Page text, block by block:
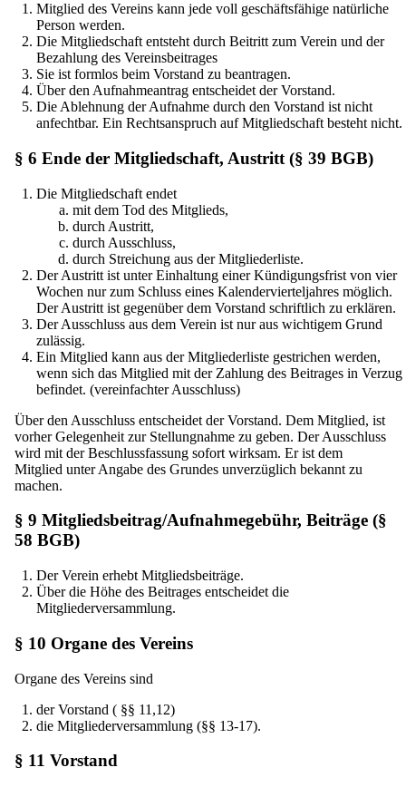
Mitglied des Vereins kann jede voll geschäftsfähige natürliche
Person werden.
Die Mitgliedschaft entsteht durch Beitritt zum Verein und der
Bezahlung des Vereinsbeitrages
Sie ist formlos beim Vorstand zu beantragen.
Über den Aufnahmeantrag entscheidet der Vorstand.
Die Ablehnung der Aufnahme durch den Vorstand ist nicht
anfechtbar. Ein Rechtsanspruch auf Mitgliedschaft besteht nicht.
§ 6 Ende der Mitgliedschaft, Austritt (§ 39 BGB)
Die Mitgliedschaft endet
mit dem Tod des Mitglieds,
durch Austritt,
durch Ausschluss,
durch Streichung aus der Mitgliederliste.
Der Austritt ist unter Einhaltung einer Kündigungsfrist von vier
Wochen nur zum Schluss eines Kalendervierteljahres möglich.
Der Austritt ist gegenüber dem Vorstand schriftlich zu erklären.
Der Ausschluss aus dem Verein ist nur aus wichtigem Grund
zulässig.
Ein Mitglied kann aus der Mitgliederliste gestrichen werden,
wenn sich das Mitglied mit der Zahlung des Beitrages in Verzug
befindet. (vereinfachter Ausschluss)
Über den Ausschluss entscheidet der Vorstand. Dem Mitglied, ist
vorher Gelegenheit zur Stellungnahme zu geben. Der Ausschluss
wird mit der Beschlussfassung sofort wirksam. Er ist dem
Mitglied unter Angabe des Grundes unverzüglich bekannt zu
machen.
§ 9 Mitgliedsbeitrag/Aufnahmegebühr, Beiträge (§
58 BGB)
Der Verein erhebt Mitgliedsbeiträge.
Über die Höhe des Beitrages entscheidet die
Mitgliederversammlung.
§ 10 Organe des Vereins
Organe des Vereins sind
der Vorstand ( §§ 11,12)
die Mitgliederversammlung (§§ 13-17).
§ 11 Vorstand